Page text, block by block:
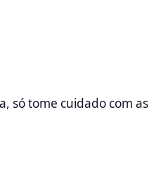
só tome cuidado com as